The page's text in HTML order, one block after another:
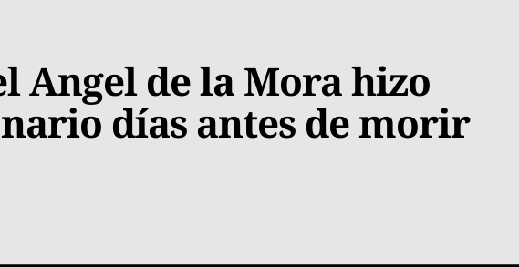
Angel de la Mora hizo
días antes de morir